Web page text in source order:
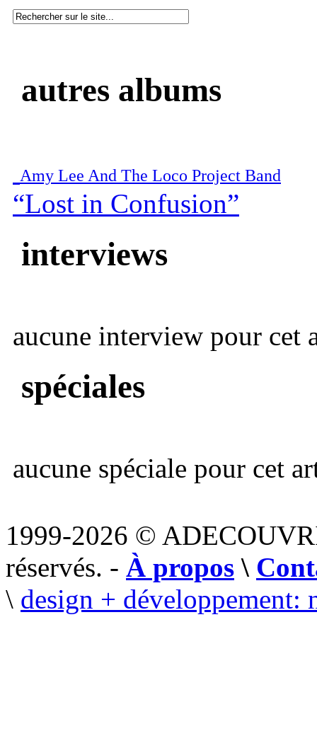
autres albums
Amy Lee And The Loco Project Band
“Lost in Confusion”
interviews
aucune interview pour cet
spéciales
aucune spéciale pour cet
1999-2026 ©
réservés. - À propos \
\ design + développement: